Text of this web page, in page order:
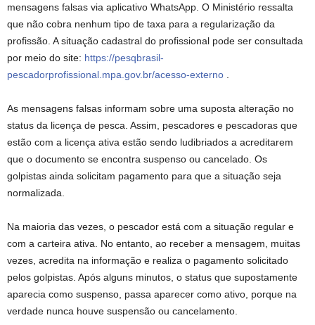
mensagens falsas via aplicativo WhatsApp. O Ministério ressalta
que não cobra nenhum tipo de taxa para a regularização da
profissão. A situação cadastral do profissional pode ser consultada
por meio do site: https://pesqbrasil-
pescadorprofissional.mpa.gov.br/acesso-externo
As mensagens falsas informam sobre uma suposta alteração no
status da licença de pesca. Assim, pescadores e pescadoras que
estão com a licença ativa estão sendo ludibriados a acreditarem
que o documento se encontra suspenso ou cancelado. Os
golpistas ainda solicitam pagamento para que a situação seja
normalizada.
Na maioria das vezes, o pescador está com a situação regular e
com a carteira ativa. No entanto, ao receber a mensagem, muitas
vezes, acredita na informação e realiza o pagamento solicitado
pelos golpistas. Após alguns minutos, o status que supostamente
aparecia como suspenso, passa aparecer como ativo, porque na
verdade nunca houve suspensão ou cancelamento.